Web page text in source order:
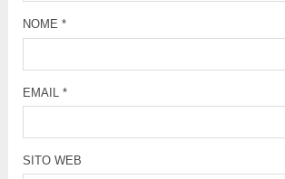
NOME *
EMAIL *
SITO WEB